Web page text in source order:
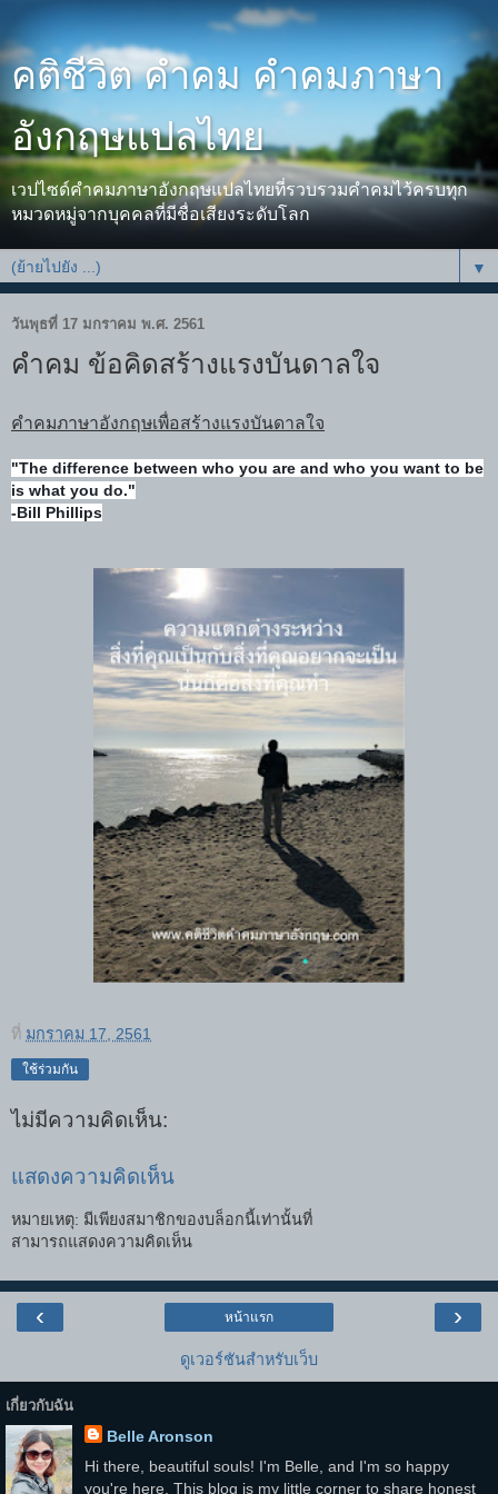
คติชีวิต คำคม คำคมภาษา
อังกฤษแปลไทย
เวปไซด์คำคมภาษาอังกฤษแปลไทยที่รวบรวมคำคมไว้ครบทุก
หมวดหมู่จากบุคคลที่มีชื่อเสียงระดับโลก
▼
วันพุธที่ 17 มกราคม พ.ศ. 2561
คำคม ข้อคิดสร้างแรงบันดาลใจ
คำคมภาษาอังกฤษเพื่อสร้างแรงบันดาลใจ
"The difference between who you are and who you want to be
is what you do."
-Bill Phillips
ที่ มกราคม 17, 2561
ใช้ร่วมกัน
ไม่มีความคิดเห็น:
แสดงความคิดเห็น
หมายเหตุ: มีเพียงสมาชิกของบล็อกนี้เท่านั้นที่
สามารถแสดงความคิดเห็น
‹ ›
หน้าแรก
ดูเวอร์ชันสำหรับเว็บ
เกี่ยวกับฉัน
Belle Aronson
Hi there, beautiful souls! I'm Belle, and I'm so happy
you're here. This blog is my little corner to share honest